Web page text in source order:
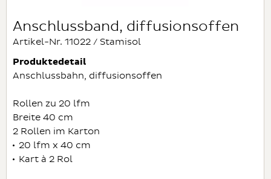
Anschlussband, diffusionsoffen
Artikel-Nr. 11022 / Stamisol
Produktedetail
Anschlussbahn, diffusionsoffen
Rollen zu 20 lfm
Breite 40 cm
2 Rollen im Karton
20 lfm x 40 cm
Kart à 2 Rol